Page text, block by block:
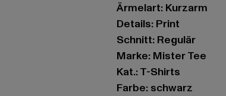
Ärmelart: Kurzarm
Details: Print
Schnitt: Regulär
Marke: Mister Tee
Kat.: T-Shirts
Farbe: schwarz